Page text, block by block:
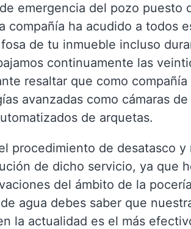
emergencia del pozo puesto
compañía ha acudido a todos
de tu inmueble incluso
continuamente las
resaltar que como
avanzadas como cámaras
de arquetas.
procedimiento de desatasco y
de dicho servicio, ya que
del ámbito de la
agua debes saber que
la actualidad es el más